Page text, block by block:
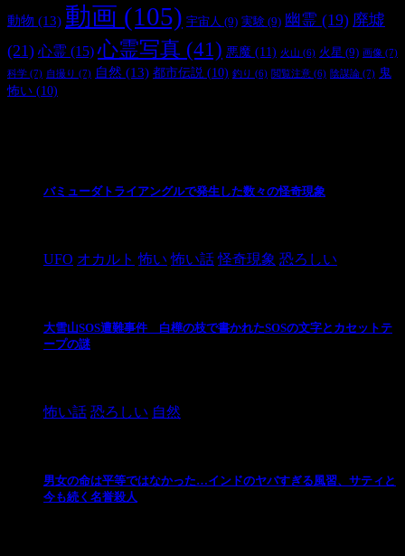
動物 (13) 動画 (105) 宇宙人 (9) 実験 (9) 幽霊 (19) 廃墟
(21) 心霊 (15) 心霊写真 (41) 悪魔 (11) 火山 (6) 火星 (9) 画像 (7)
科学 (7) 自撮り (7) 自然 (13) 都市伝説 (10) 釣り (6) 閲覧注意 (6) 陰謀論 (7) 鬼
怖い (10)
バミューダトライアングルで発生した数々の怪奇現象
UFO オカルト 怖い 怖い話 怪奇現象 恐ろしい
大雪山SOS遭難事件 白樺の枝で書かれたSOSの文字とカセットテ
ープの謎
怖い話 恐ろしい 自然
男女の命は平等ではなかった…インドのヤバすぎる風習、サティと
今も続く名誉殺人